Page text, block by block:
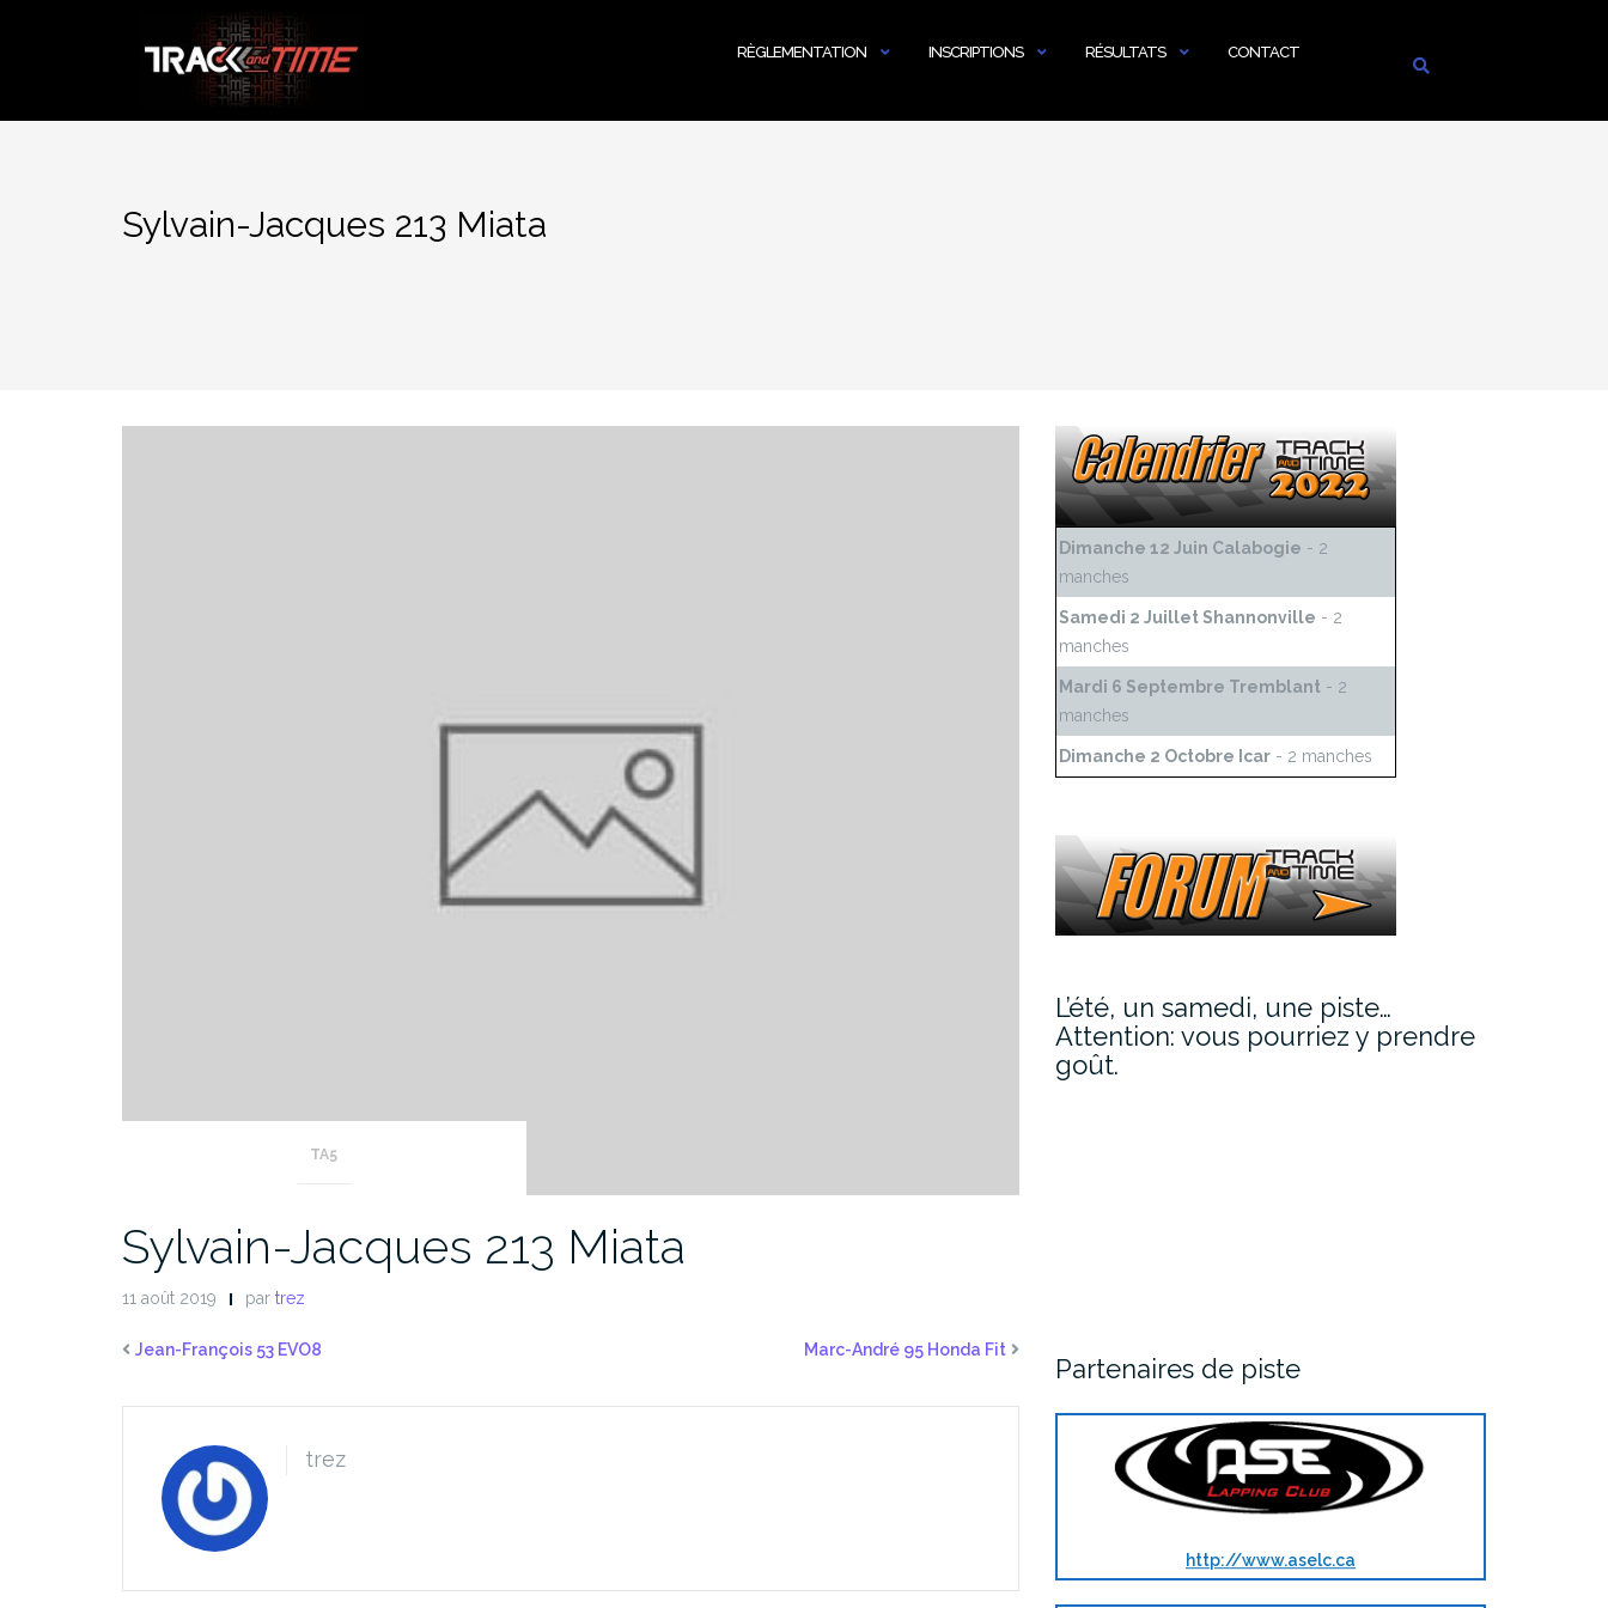
RÈGLEMENTATION INSCRIPTIONS RÉSULTATS CONTACT
Sylvain-Jacques 213 Miata
TA5
Sylvain-Jacques 213 Miata
11 août 2019 par trez
Jean-François 53 EVO8 Marc-André 95 Honda Fit
trez
Dimanche 12 Juin Calabogie - 2
manches
Samedi 2 Juillet Shannonville - 2
manches
Mardi 6 Septembre Tremblant - 2
manches
Dimanche 2 Octobre Icar - 2 manches
L’été, un samedi, une piste…
Attention: vous pourriez y prendre
goût.
Partenaires de piste
http://www.aselc.ca